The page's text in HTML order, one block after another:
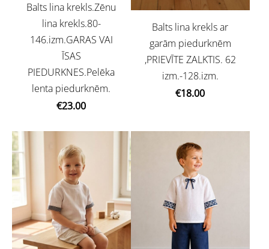
Balts lina krekls.Zēnu
lina krekls.80-
146.izm.GARAS VAI
ĪSAS
PIEDURKNES.Pelēka
lenta piedurknēm.
€23.00
Balts lina krekls ar
garām piedurknēm
,PRIEVĪTE ZALKTIS. 62
izm.-128.izm.
€18.00